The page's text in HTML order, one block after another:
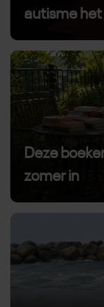
autisme
Deze
zomer in